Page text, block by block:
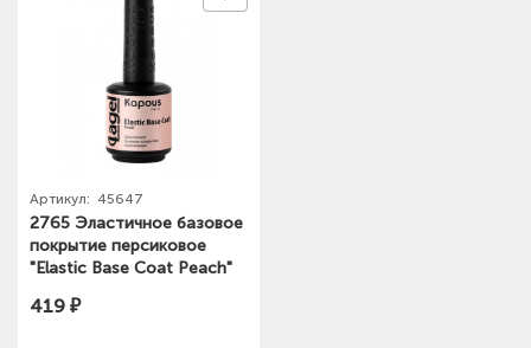
Артикул: 45647
2765 Эластичное базовое
покрытие персиковое
"Elastic Base Coat Peach"
419 ₽